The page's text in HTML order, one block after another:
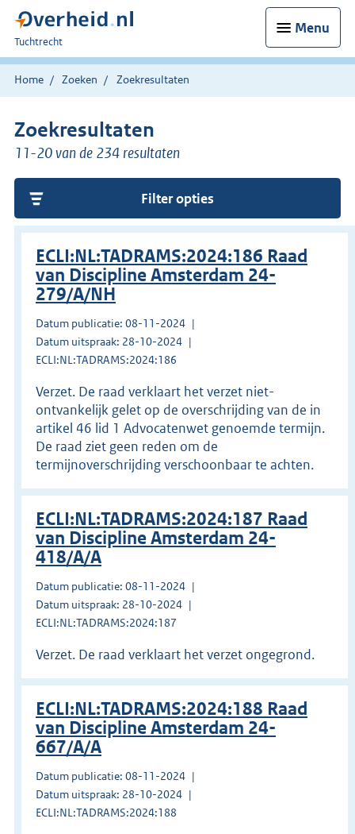
Menu
U
bent
hier:
Tuchtrecht
Home Zoeken Zoekresultaten
Zoekresultaten
11-20 van de 234 resultaten
Filter opties
ECLI:NL:TADRAMS:2024:186 Raad
van Discipline Amsterdam 24-
279/A/NH
Datum publicatie: 08-11-2024
Datum uitspraak: 28-10-2024
ECLI:NL:TADRAMS:2024:186
Verzet. De raad verklaart het verzet niet-
ontvankelijk gelet op de overschrijding van de in
artikel 46 lid 1 Advocatenwet genoemde termijn.
De raad ziet geen reden om de
termijnoverschrijding verschoonbaar te achten.
ECLI:NL:TADRAMS:2024:187 Raad
van Discipline Amsterdam 24-
418/A/A
Datum publicatie: 08-11-2024
Datum uitspraak: 28-10-2024
ECLI:NL:TADRAMS:2024:187
Verzet. De raad verklaart het verzet ongegrond.
ECLI:NL:TADRAMS:2024:188 Raad
van Discipline Amsterdam 24-
667/A/A
Datum publicatie: 08-11-2024
Datum uitspraak: 28-10-2024
ECLI:NL:TADRAMS:2024:188